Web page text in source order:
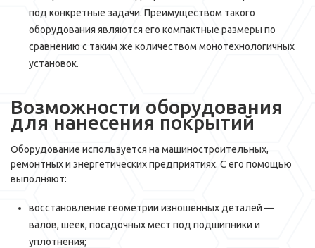
под конкретные задачи. Преимуществом такого
оборудования являются его компактные размеры по
сравнению с таким же количеством монотехнологичных
установок.
Возможности оборудования
для нанесения покрытий
Оборудование используется на машиностроительных,
ремонтных и энергетических предприятиях. С его помощью
выполняют:
восстановление геометрии изношенных деталей —
валов, шеек, посадочных мест под подшипники и
уплотнения;